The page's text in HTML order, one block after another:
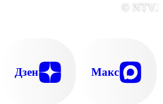
©
Дзен Макс